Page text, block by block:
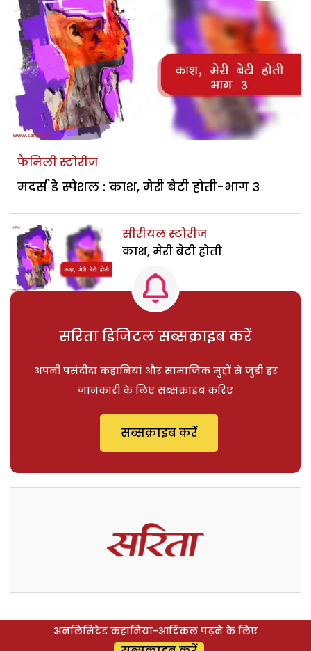
फैमिली स्टोरीज
मदर्स डे स्पेशल : काश, मेरी बेटी होती-भाग 3
सीरीयल स्टोरीज
काश, मेरी बेटी होती
सरिता डिजिटल सब्सक्राइब करें
अपनी पसंदीदा कहानियां और सामाजिक मुद्दों से जुड़ी हर
जानकारी के लिए सब्सक्राइब करिए
सब्सक्राइब करें
अनलिमिटेड कहानियां-आर्टिकल पढ़ने के लिए